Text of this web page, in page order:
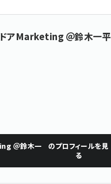
ドアMarketing ＠鈴木一平
＠鈴木一
のプロフィールを見
る